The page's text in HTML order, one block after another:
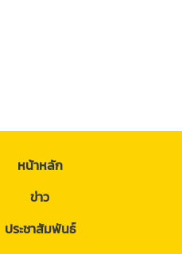
หน้าหลัก
ข่าว
ประชาสัมพันธ์